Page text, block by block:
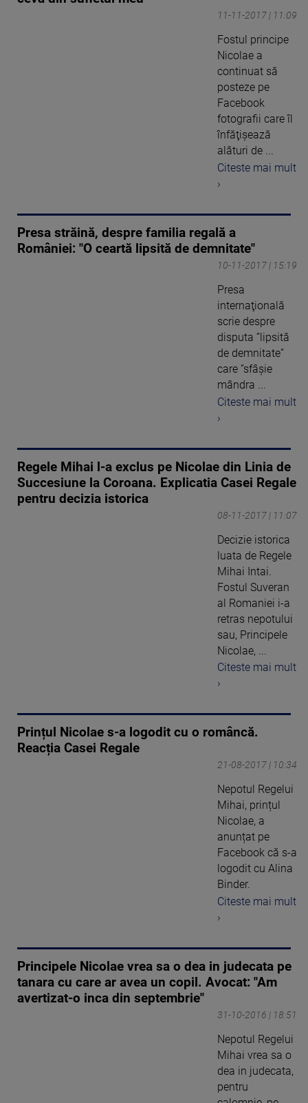
11-11-2017 | 11:09
Fostul principe
Nicolae a
continuat să
posteze pe
Facebook
fotografii care îl
înfăţişează
alături de ...
Citeste mai mult
›
Presa străină, despre familia regală a
României: "O ceartă lipsită de demnitate"
10-11-2017 | 15:19
Presa
internaţională
scrie despre
disputa ”lipsită
de demnitate”
care ”sfâşie
mândra ...
Citeste mai mult
›
Regele Mihai l-a exclus pe Nicolae din Linia de
Succesiune la Coroana. Explicatia Casei Regale
pentru decizia istorica
08-11-2017 | 11:07
Decizie istorica
luata de Regele
Mihai Intai.
Fostul Suveran
al Romaniei i-a
retras nepotului
sau, Principele
Nicolae, ...
Citeste mai mult
›
Prințul Nicolae s-a logodit cu o româncă.
Reacția Casei Regale
21-08-2017 | 10:34
Nepotul Regelui
Mihai, prințul
Nicolae, a
anunțat pe
Facebook că s-a
logodit cu Alina
Binder.
Citeste mai mult
›
Principele Nicolae vrea sa o dea in judecata pe
tanara cu care ar avea un copil. Avocat: "Am
avertizat-o inca din septembrie"
31-10-2016 | 18:51
Nepotul Regelui
Mihai vrea sa o
dea in judecata,
pentru